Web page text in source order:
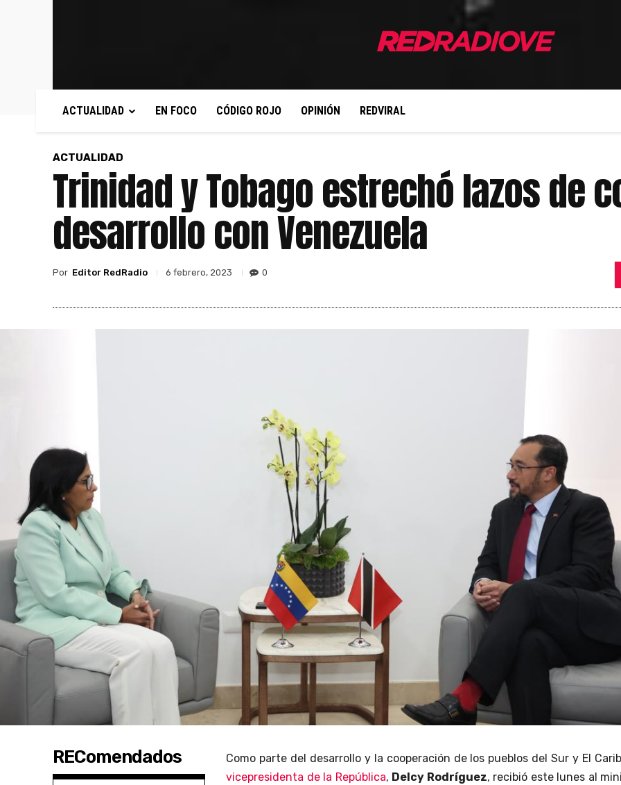
ACTUALIDAD EN FOCO CÓDIGO ROJO OPINIÓN REDVIRAL
ACTUALIDAD
Trinidad y Tobago estrechó lazos de
desarrollo con Venezuela
Por Editor RedRadio 6 febrero, 2023 0
REComendados
Como parte del desarrollo y la cooperación de los pueblos del Sur y El
vicepresidenta de la República, Delcy Rodríguez, recibió este lunes al